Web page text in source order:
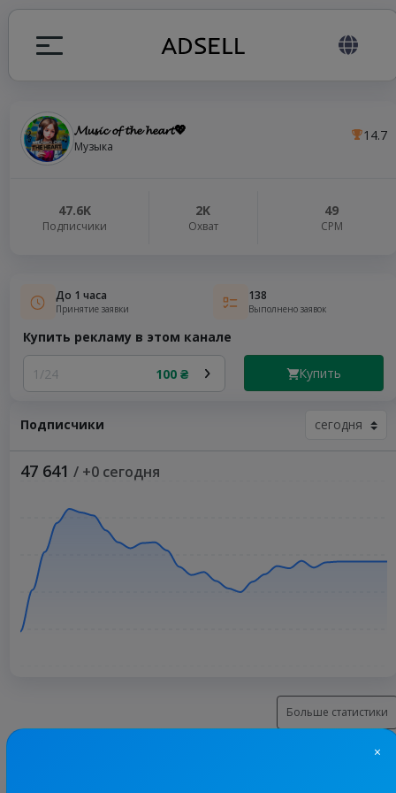
𝓜𝓾𝓼𝓲𝓬 𝓸𝓯 𝓽𝓱𝓮 𝓱𝓮𝓪𝓻𝓽💖
Музыка
14.7
47.6K
Подписчики
2K
Охват
49
СРМ
До 1 часа
Принятие заявки
138
Выполнено заявок
Купить рекламу в этом канале
1/24 100 ₴ Купить
Подписчики
47 641 / +0 сегодня
Больше статистики
×